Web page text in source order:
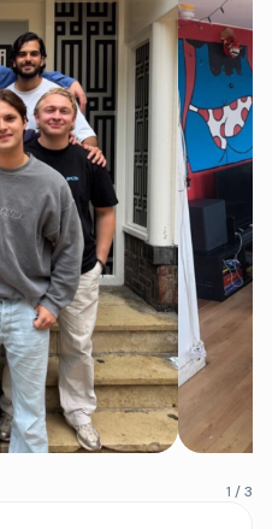
1 / 3